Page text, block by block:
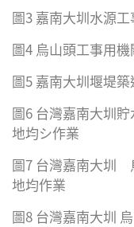
圖3 嘉南大圳水源
圖4 烏山頭工事用機
圖5 嘉南大圳堰堤
圖6 台灣嘉南大圳
地均シ作業
圖7 台灣嘉南大圳
地均作業
圖8 台灣嘉南大圳